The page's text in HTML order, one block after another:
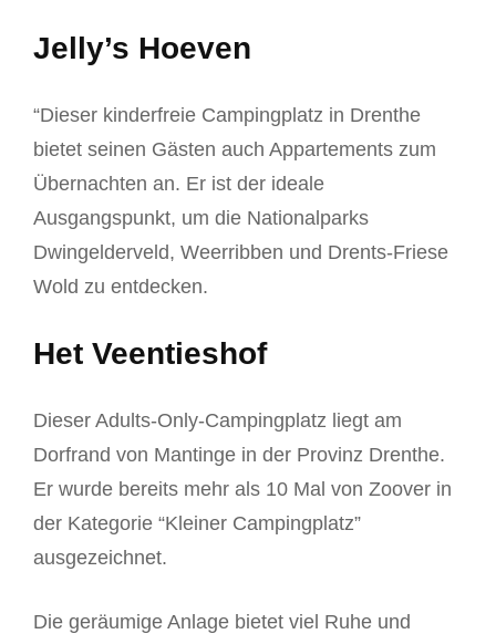
Jelly’s Hoeven
“Dieser kinderfreie Campingplatz in Drenthe
bietet seinen Gästen auch Appartements zum
Übernachten an. Er ist der ideale
Ausgangspunkt, um die Nationalparks
Dwingelderveld, Weerribben und Drents-Friese
Wold zu entdecken.
Het Veentieshof
Dieser Adults-Only-Campingplatz liegt am
Dorfrand von Mantinge in der Provinz Drenthe.
Er wurde bereits mehr als 10 Mal von Zoover in
der Kategorie “Kleiner Campingplatz”
ausgezeichnet.
Die geräumige Anlage bietet viel Ruhe und